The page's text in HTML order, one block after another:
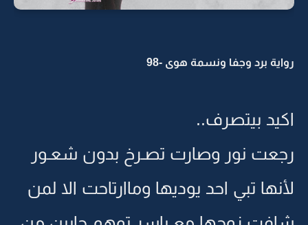
رواية برد وجفا ونسمة هوى -98
اكيد بيتصرف..
رجعت نور وصارت تصـرخ بدون شعـور
لأنها تبي احد يوديها وماارتاحت الا لمن